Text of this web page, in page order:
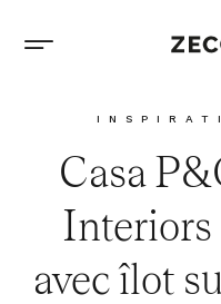
Casa
Interiors
avec îlot